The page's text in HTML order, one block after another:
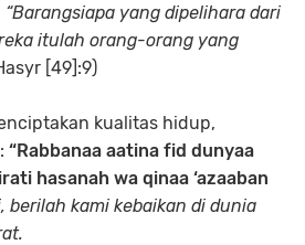
“Barangsiapa yang dipelihara dari
itulah orang-orang yang
[49]:9)
kualitas hidup,
“Rabbanaa aatina fid dunyaa
hasanah wa qinaa ‘azaaban
berilah kami kebaikan di dunia